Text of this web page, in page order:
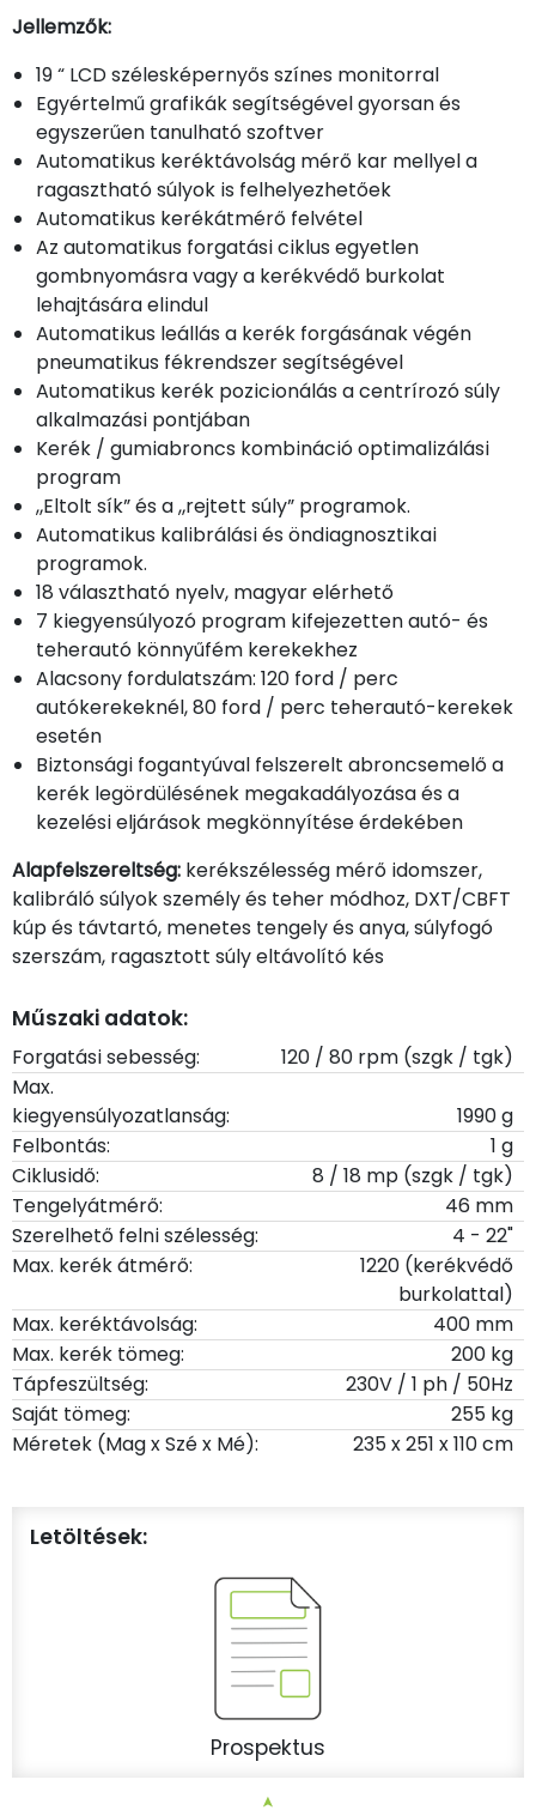
Jellemzők:
19 “ LCD szélesképernyős színes monitorral
Egyértelmű grafikák segítségével gyorsan és
egyszerűen tanulható szoftver
Automatikus keréktávolság mérő kar mellyel a
ragasztható súlyok is felhelyezhetőek
Automatikus kerékátmérő felvétel
Az automatikus forgatási ciklus egyetlen
gombnyomásra vagy a kerékvédő burkolat
lehajtására elindul
Automatikus leállás a kerék forgásának végén
pneumatikus fékrendszer segítségével
Automatikus kerék pozicionálás a centrírozó súly
alkalmazási pontjában
Kerék / gumiabroncs kombináció optimalizálási
program
„Eltolt sík” és a „rejtett súly” programok.
Automatikus kalibrálási és öndiagnosztikai
programok.
18 választható nyelv, magyar elérhető
7 kiegyensúlyozó program kifejezetten autó- és
teherautó könnyűfém kerekekhez
Alacsony fordulatszám: 120 ford / perc
autókerekeknél, 80 ford / perc teherautó-kerekek
esetén
Biztonsági fogantyúval felszerelt abroncsemelő a
kerék legördülésének megakadályozása és a
kezelési eljárások megkönnyítése érdekében
Alapfelszereltség: kerékszélesség mérő idomszer,
kalibráló súlyok személy és teher módhoz, DXT/CBFT
kúp és távtartó, menetes tengely és anya, súlyfogó
szerszám, ragasztott súly eltávolító kés
Műszaki adatok:
Forgatási sebesség:
120 / 80 rpm (szgk / tgk)
Max.
kiegyensúlyozatlanság:
1990 g
Felbontás:
1 g
Ciklusidő:
8 / 18 mp (szgk / tgk)
Tengelyátmérő:
46 mm
Szerelhető felni szélesség:
4 - 22"
Max. kerék átmérő:
1220 (kerékvédő
burkolattal)
Max. keréktávolság:
400 mm
Max. kerék tömeg:
200 kg
Tápfeszültség:
230V / 1 ph / 50Hz
Saját tömeg:
255 kg
Méretek (Mag x Szé x Mé):
235 x 251 x 110 cm
Letöltések:
Prospektus
➤